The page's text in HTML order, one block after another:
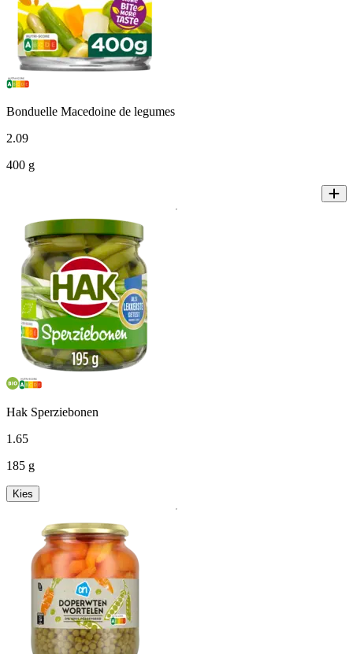
Bonduelle Macedoine de legumes
2.09
400 g
Hak Sperziebonen
1 .65
185 g
Kies